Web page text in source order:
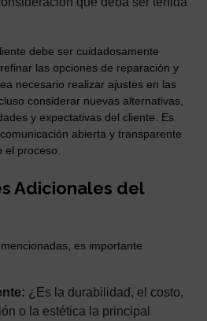
debe ser cuidadosamente
las opciones de reparación y
necesario realizar ajustes en las
considerar nuevas alternativas,
y expectativas del cliente. Es
abierta y transparente
proceso.
Adicionales del
es importante
¿Es la durabilidad, el costo,
o la estética la principal